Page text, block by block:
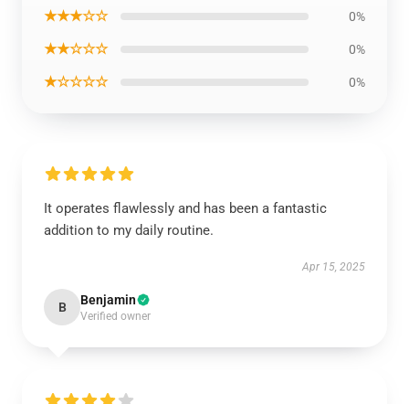
★★★☆☆ 0%
★★☆☆☆ 0%
★☆☆☆☆ 0%
It operates flawlessly and has been a fantastic
addition to my daily routine.
Apr 15, 2025
B Benjamin
Verified owner